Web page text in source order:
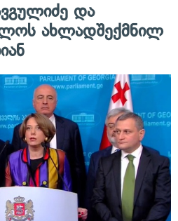
და
ახლადშექმნილ